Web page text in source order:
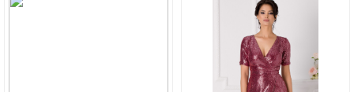
îți recomandăm rochia Christia, tot de la brandul Bogas,
în cloche și cu mâneca lungă. Poartă alături de aceasta
sandale cu toc, din piele întoarsă și alege o geantă plic,